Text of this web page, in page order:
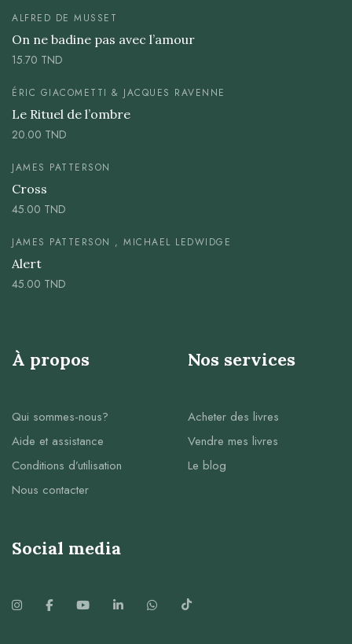
ALFRED DE MUSSET
On ne badine pas avec l’amour
15.70 TND
ÉRIC GIACOMETTI & JACQUES RAVENNE
Le Rituel de l’ombre
20.00 TND
JAMES PATTERSON
Cross
45.00 TND
JAMES PATTERSON , MICHAEL LEDWIDGE
Alert
45.00 TND
À propos
Qui sommes-nous?
Aide et assistance
Conditions d’utilisation
Nous contacter
Nos services
Acheter des livres
Vendre mes livres
Le blog
Social media